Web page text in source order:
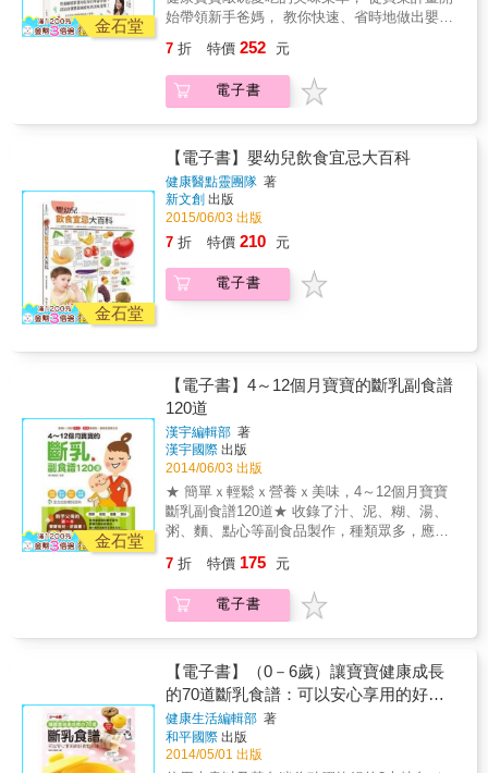
同料理時，一人一杯，不用勉強彼此配合。 手
外篇：副食品套餐，再加碼！
食品製作工具、寶寶用餐工具，讓你製作副食
品省時又省力！ & 特色二：【寶寶分齡照護
法！讓寶寶「營」在起跑點】 0～1歲副食品各
時間與分量、此階段可食用食物、禁忌食物完
全搞懂！ & 特色三：【自製健康最安心！200
道營養食譜自己動手做】 200道食物泥、手指
能自己動手做，步驟簡單又容易，讓寶寶吃得
健康又安心！ & 特色四：【達人來解惑！副食
品QA大破解！】 寶寶吃副食品要喝水嗎？冰磚
會不會不新鮮？外出時怎麼攜帶副食品？人氣
部落客來解惑，粉絲提問全破解，你想知道的
金石堂
始帶領新手爸媽， 教你快速、省時地做出嬰幼
& ★一本副食品全書，搞定嬰幼兒成長所需營
養： ●營養師寫下專業建議，為不同階段寶寶
安排均衡營養的副食品菜單。 ●強大廚師團隊
品： ●5～6個月：學習吞嚥，漸進測試不同食
材致敏度。 ●7～9個月：品味食物，8個月才加
入豆魚肉蛋類。 ●10～12個月：練習咀嚼，慢
慢嘗試軟質固體食物。 ●13～18個月：習慣三
餐，母奶與配方奶成為副食品。 ●19～36個
月：銜接大人飲食，少油、少糖、少調味。 &
★本書特色 ●從4個月嬰兒至3歲幼兒各別分齡
規劃，道數最齊全。 ●一眼就可以知道孩子吃
專業飲食團隊教你怎麼烹調美味副食品，料理
頁，方便查閱營養與致敏食材！ ●寶寶副食品
飲食紀錄表，寫下喝奶量與副食品進程！ ●副
食品週間買菜計畫表，一次備齊一週均衡營養
素！ &
7 折 特價 252 元
電子書
金石堂
【電子書】嬰幼兒飲食宜忌大百科
健康醫點靈團隊 著
新文創 出版
2015/06/03 出版
7 折 特價 210 元
電子書
金石堂
【電子書】4～12個月寶寶的斷乳副食譜
120道
漢宇編輯部 著
漢宇國際 出版
2014/06/03 出版
★ 簡單ｘ輕鬆ｘ營養ｘ美味，4～12個月寶寶
斷乳副食譜120道★ 收錄了汁、泥、糊、湯、
粥、麵、點心等副食品製作，種類眾多，應有
兒點，寶寶輕鬆帶！★ 新手父母都在問的寶寶
生活與飲食Q&A，給準父母最完整、安心的解
答！
7 折 特價 175 元
電子書
【電子書】（0－6歲）讓寶寶健康成長
的70道斷乳食譜：可以安心享用的好食
物料理
健康生活編輯部 著
和平國際 出版
2014/05/01 出版